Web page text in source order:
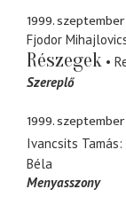
1999.
Fjodor
Részegek
Szereplő
1999.
Ivancsits Tamás
Béla
Menyasszony